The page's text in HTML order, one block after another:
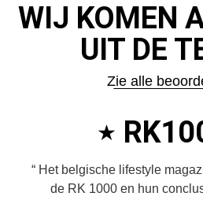
WIJ KOMEN
UIT DE
Zie alle
Het belgische lifestyle
de RK 1000 en hun